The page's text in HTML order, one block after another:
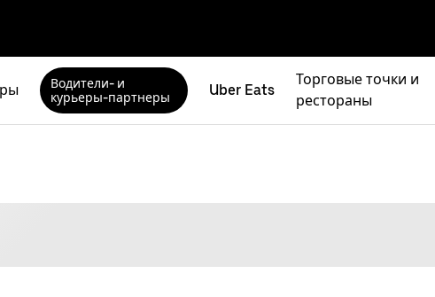
Водители- и
курьеры-партнеры
Uber Eats
Торговые точки и
рестораны